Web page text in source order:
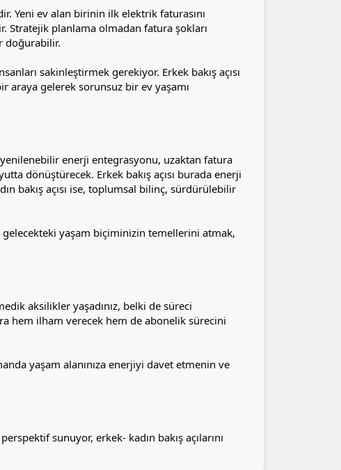
Yeni ev alan birinin ilk elektrik faturasını
Stratejik planlama olmadan fatura şokları
doğurabilir.
sakinleştirmek gerekiyor. Erkek bakış açısı
araya gelerek sorunsuz bir ev yaşamı
yenilenebilir enerji entegrasyonu, uzaktan fatura
dönüştürecek. Erkek bakış açısı burada enerji
bakış açısı ise, toplumsal bilinç, sürdürülebilir
yaşam biçiminizin temellerini atmak,
aksilikler yaşadınız, belki de süreci
hem ilham verecek hem de abonelik sürecini
yaşam alanınıza enerjiyi davet etmenin ve
sunuyor, erkek- kadın bakış açılarını